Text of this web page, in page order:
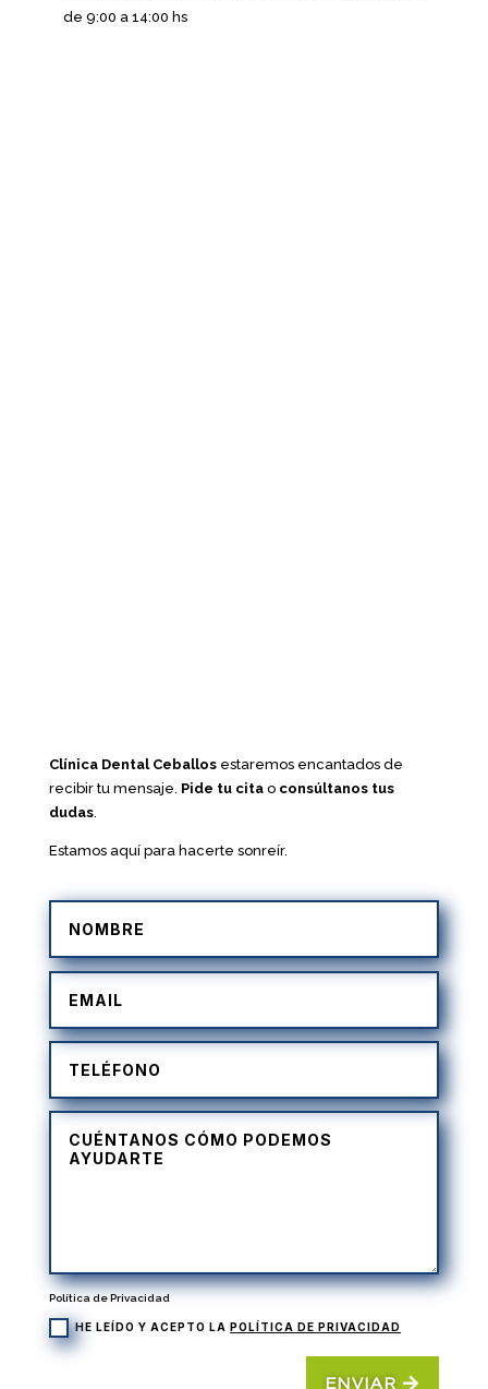
de 9:00 a 14:00 hs
Clínica Dental Ceballosestaremos encantados de
recibir tu mensaje. Pide tu citao consúltanos tus
dudas.
Estamos aquí para hacerte sonreír.
Política de Privacidad
HE LEÍDO Y ACEPTO LA POLÍTICA DE PRIVACIDAD
ENVIAR